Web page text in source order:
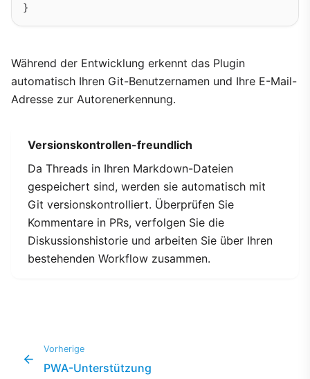
Während der Entwicklung erkennt das Plugin
automatisch Ihren Git-Benutzernamen und Ihre E-Mail-
Adresse zur Autorenerkennung.
Versionskontrollen-freundlich
Da Threads in Ihren Markdown-Dateien
gespeichert sind, werden sie automatisch mit
Git versionskontrolliert. Überprüfen Sie
Kommentare in PRs, verfolgen Sie die
Diskussionshistorie und arbeiten Sie über Ihren
bestehenden Workflow zusammen.
Vorherige
PWA-Unterstützung